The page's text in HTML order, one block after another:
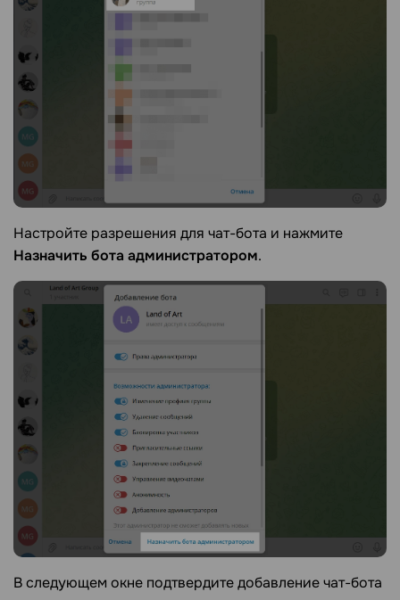
Настройте разрешения для чат-бота и нажмите
Назначить бота администратором.
В следующем окне подтвердите добавление чат-бота